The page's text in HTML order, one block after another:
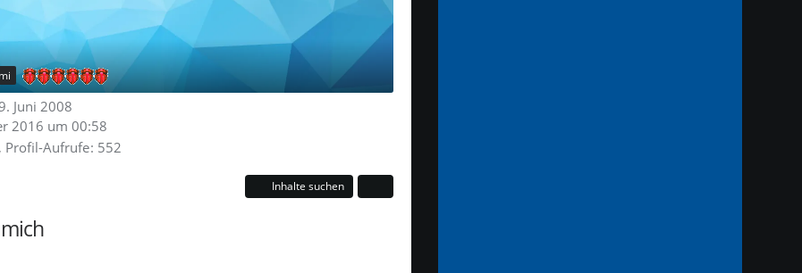
Juni 2008
2016 um 00:58
Profil-Aufrufe 552
Inhalte suchen